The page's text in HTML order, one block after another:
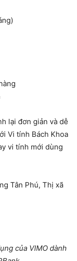
lại đơn giản và dễ
Vi tính Bách Khoa
vi tính mới dùng
Tân Phú, Thị xã
của VIMO dành